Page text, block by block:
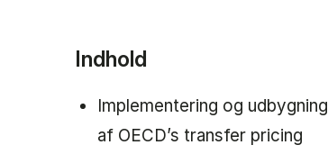
Indhold
Implementering og udbygning
af OECD’s transfer pricing